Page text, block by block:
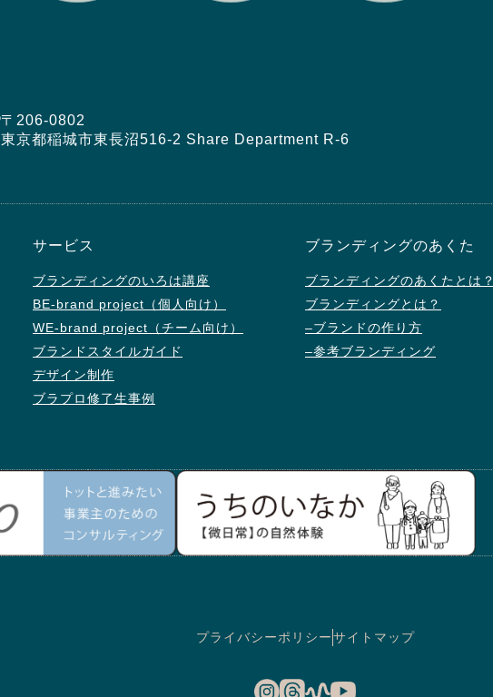
〒206-0802
東京都稲城市東長沼516-2 Share Department R-6
サービス
ブランディングのいろは講座
BE-brand project（個人向け）
WE-brand project（チーム向け）
ブランドスタイルガイド
デザイン制作
ブラプロ修了生事例
ブランディングのあくた
ブランディングのあくたとは？
ブランディングとは？
–ブランドの作り方
–参考ブランディング
プライバシーポリシーサイトマップ